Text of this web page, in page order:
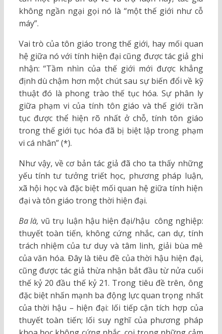
không ngần ngại gọi nó là “một thế giới như cỗ
máy”.
Vai trò của tôn giáo trong thế giới, hay mối quan
hệ giữa nó với tính hiện đại cũng được tác giả ghi
nhận: “Tầm nhìn của thế giới mới được khẳng
định dù chậm hơn một chút sau sự biến đổi về kỹ
thuật đó là phong trào thế tục hóa. Sự phân ly
giữa phạm vi của tính tôn giáo và thế giới trần
tục được thể hiện rõ nhất ở chỗ, tính tôn giáo
trong thế giới tục hóa đã bị biệt lập trong phạm
vi cá nhân” (*).
Như vậy, về cơ bản tác giả đã cho ta thấy những
yếu tính tư tưởng triết học, phương pháp luận,
xã hội học và đặc biệt mối quan hệ giữa tính hiện
đại và tôn giáo trong thời hiện đại.
Ba là, vũ trụ luận hậu hiện đại/hậu công nghiệp:
thuyết toàn tiến, không cứng nhắc, can dự, tính
trách nhiệm của tư duy và tâm linh, giải bùa mê
của văn hóa. Đây là tiêu đề của thời hậu hiện đại,
cũng được tác giả thừa nhận bắt đầu từ nửa cuối
thế kỷ 20 đầu thế kỷ 21. Trong tiêu đề trên, ông
đặc biệt nhấn mạnh ba động lực quan trọng nhất
của thời hậu – hiện đại: lối tiếp cận tích hợp của
thuyết toàn tiến; lối suy nghĩ của phương pháp